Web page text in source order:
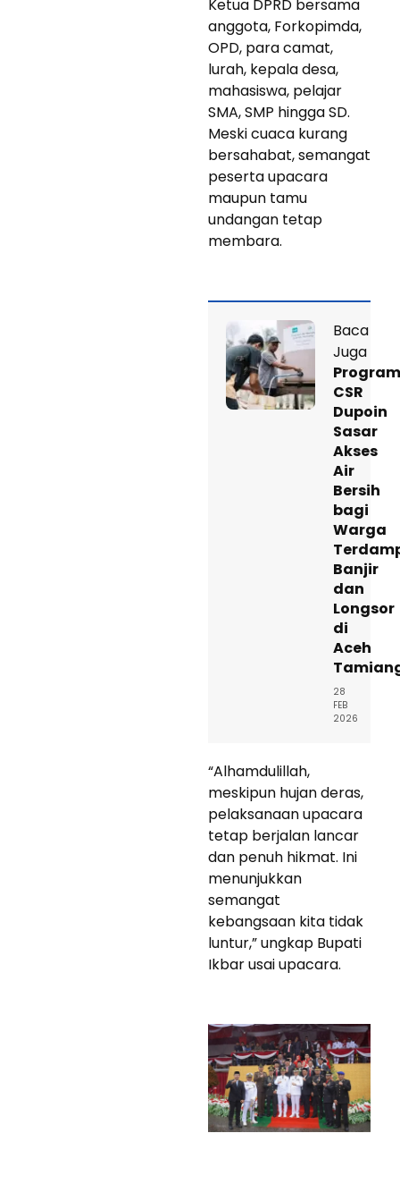
Ketua DPRD bersama
anggota, Forkopimda,
OPD, para camat,
lurah, kepala desa,
mahasiswa, pelajar
SMA, SMP hingga SD.
Meski cuaca kurang
bersahabat, semangat
peserta upacara
maupun tamu
undangan tetap
membara.
Baca
Juga
Program
CSR
Dupoin
Sasar
Akses
Air
Bersih
bagi
Warga
Banjir
dan
Longsor
di
Aceh
28
FEB
2026
“Alhamdulillah,
meskipun hujan deras,
pelaksanaan upacara
tetap berjalan lancar
dan penuh hikmat. Ini
menunjukkan
semangat
kebangsaan kita tidak
luntur,” ungkap Bupati
Ikbar usai upacara.